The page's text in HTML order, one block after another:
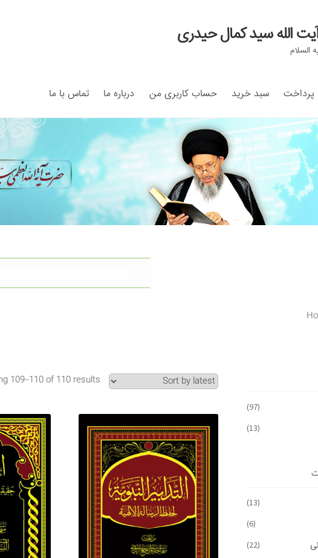
الله سید کمال حیدری
السلام
پرداخت سبد خرید حساب کاربری من درباره ما تماس با ما
Cart
Checkout
My account
Search Results
Shop برگه نمونه برگه
حساب کاربری من درباره ما سبد خرید قوانین و مقررات
109–110 of 110 results
(97)
(13)
(13)
(6)
(22)